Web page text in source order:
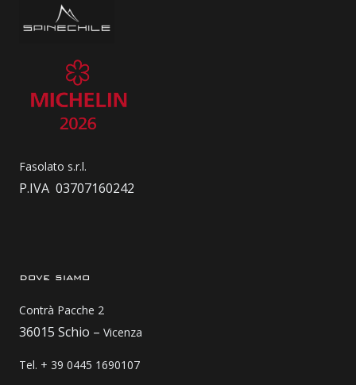
Fasolato s.r.l.
P.IVA 03707160242
dove siamo
Contrà Pacche 2
36015 Schio – Vicenza
Tel. + 39 0445 1690107